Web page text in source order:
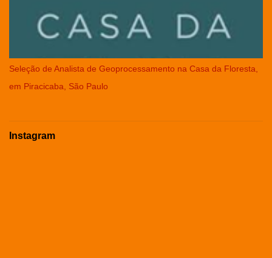
Seleção de Analista de Geoprocessamento na Casa da Floresta,
em Piracicaba, São Paulo
Instagram